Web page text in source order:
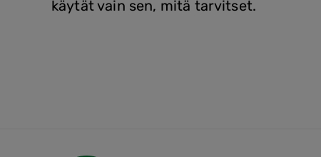
käytät vain sen, mitä tarvitset.